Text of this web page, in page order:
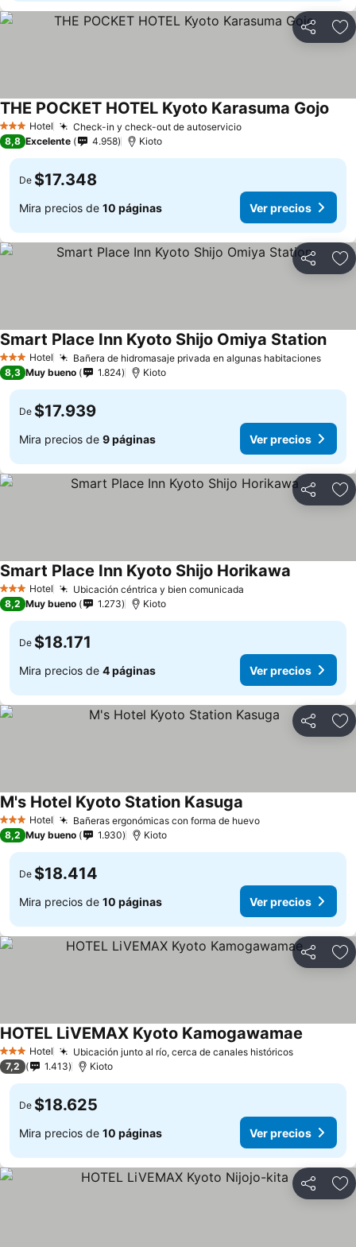
Compartir
3 Estrellas
Hotel Check-in y check-out de autoservicio
THE POCKET HOTEL Kyoto Karasuma Gojo
8,8 Excelente 4.958 Kioto
De $17.348
Mira precios de 10 páginas Ver precios
Compartir
3 Estrellas
Hotel Bañera de hidromasaje privada en algunas habitaciones
Smart Place Inn Kyoto Shijo Omiya Station
8,3 Muy bueno 1.824 Kioto
De $17.939
Mira precios de 9 páginas Ver precios
Compartir
3 Estrellas
Hotel Ubicación céntrica y bien comunicada
Smart Place Inn Kyoto Shijo Horikawa
8,2 Muy bueno 1.273 Kioto
De $18.171
Mira precios de 4 páginas Ver precios
Compartir
3 Estrellas
Hotel Bañeras ergonómicas con forma de huevo
M's Hotel Kyoto Station Kasuga
8,2 Muy bueno 1.930 Kioto
De $18.414
Mira precios de 10 páginas Ver precios
Compartir
3 Estrellas
Hotel Ubicación junto al río, cerca de canales históricos
HOTEL LiVEMAX Kyoto Kamogawamae
7,2 1.413 Kioto
De $18.625
Mira precios de 10 páginas Ver precios
Compartir